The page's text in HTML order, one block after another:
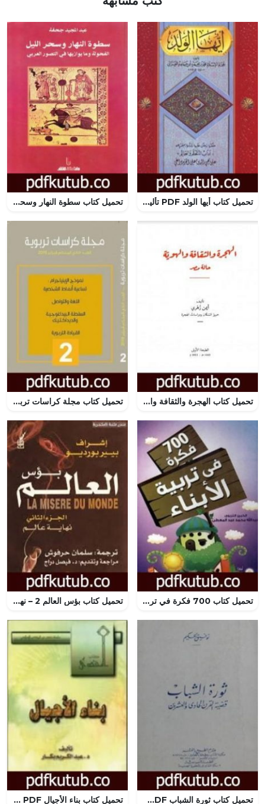
تحميل كتاب أيها الولد PDF تأليف أبو حامد الغزالي مجانا [كامل] تحميل كتاب سطوة النهار وسحر الليل – الفحولة وما يوازيها في التصور العربي PDF تأليف عبد المجيد جحفة مجانا [كامل]
تحميل كتاب الهجرة والثقافة والهوية: حالة مصر PDF تأليف أيمن زهري مجانا [كامل] تحميل كتاب مجلة كراسات تربوية – العدد الثاني PDF تأليف مجلة كراسات تربوية مجانا [كامل]
تحميل كتاب 700 فكرة في تربية الأبناء PDF تأليف عبد الله محمد عبد المعطي مجانا [كامل] تحميل كتاب بؤس العالم 2 – نهاية عالم PDF تأليف بيير بورديو مجانا [كامل]
تحميل كتاب ثورة الشباب PDF تأليف توفيق الحكيم مجانا [كامل] تحميل كتاب بناء الأجيال PDF تأليف عبد الكريم بكار مجانا [كامل]